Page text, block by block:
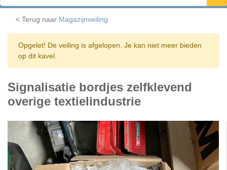
< Terug naar Magazijnveiling
Opgelet! De veiling is afgelopen. Je kan niet meer bieden
op dit kavel.
Signalisatie bordjes zelfklevend
overige textielindustrie